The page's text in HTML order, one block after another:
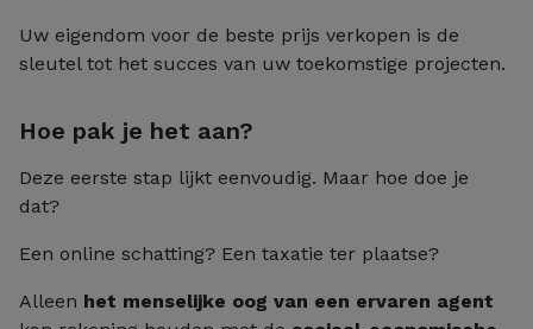
Uw eigendom voor de beste prijs verkopen is de
sleutel tot het succes van uw toekomstige projecten.
Hoe pak je het aan?
Deze eerste stap lijkt eenvoudig. Maar hoe doe je
dat?
Een online schatting? Een taxatie ter plaatse?
Alleen het menselijke oog van een ervaren agent